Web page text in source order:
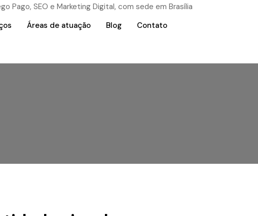
Áreas de atuação Blog Contato